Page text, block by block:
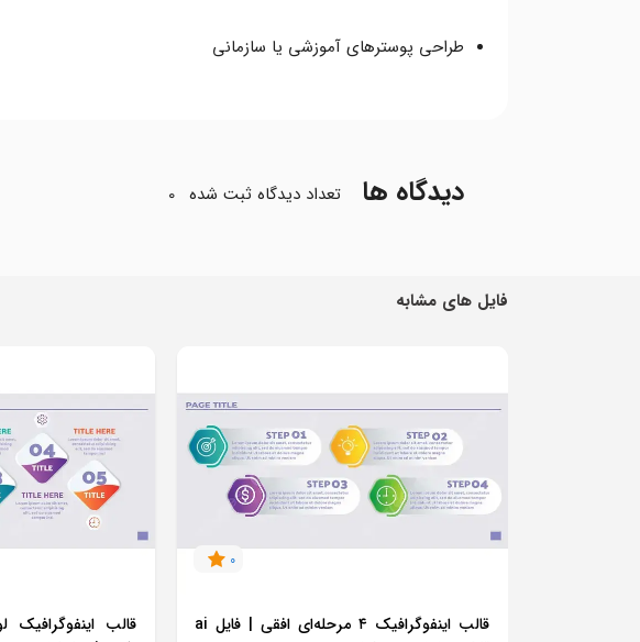
طراحی پوسترهای آموزشی یا سازمانی
دیدگاه ها تعداد دیدگاه ثبت شده 0
فایل های مشابه
0
قالب اینفوگرافیک ۴ مرحله‌ای افقی | فایل ai